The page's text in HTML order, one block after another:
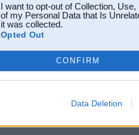
I want to opt-out of Collection,
of my Personal Data that Is
it was collected.
Opted Out
CONFIRM
Data Deletion